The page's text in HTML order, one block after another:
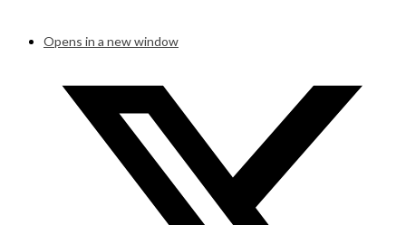
Opens in a new window